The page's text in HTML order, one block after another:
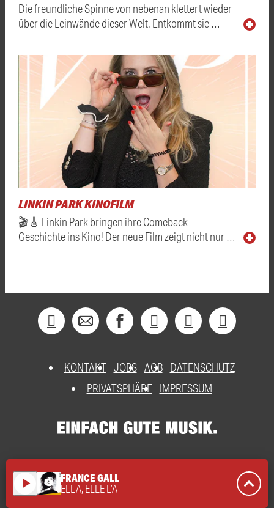
Die freundliche Spinne von nebenan klettert wieder
über die Leinwände dieser Welt. Entkommt sie …
LINKIN PARK KINOFILM
🎬🎸 Linkin Park bringen ihre Comeback-
Geschichte ins Kino! Der neue Film zeigt nicht nur …
KONTAKT JOBS AGB DATENSCHUTZ
PRIVATSPHÄRE
IMPRESSUM
play_arrow FRANCE GALL
ELLA, ELLE L’A